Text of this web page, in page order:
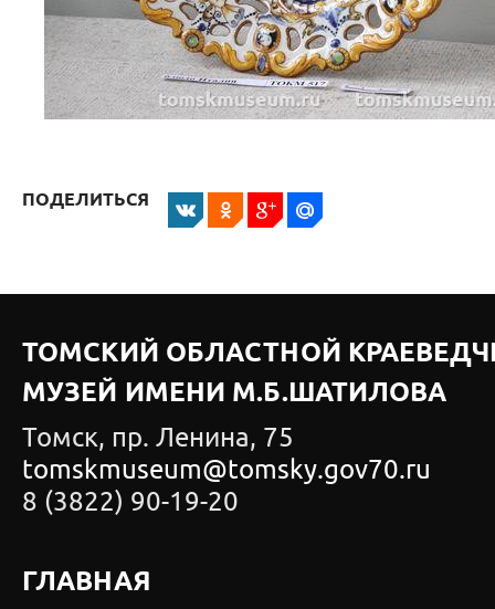
ПОДЕЛИТЬСЯ
ТОМСКИЙ ОБЛАСТНОЙ
МУЗЕЙ ИМЕНИ М.Б.ШАТИЛОВА
Томск, пр. Ленина, 75
tomskmuseum@tomsky.gov70.ru
8 (3822) 90-19-20
ГЛАВНАЯ